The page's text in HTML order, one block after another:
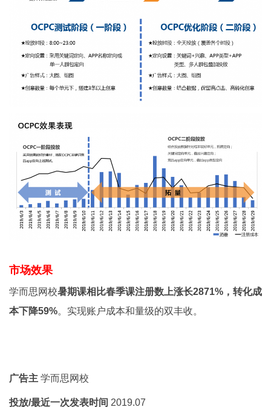
市场效果
学而思网校暑期课相比春季课注册数上涨长2871%，转化成
本下降59%。实现账户成本和量级的双丰收。
广告主 学而思网校
投放/最近一次发表时间 2019.07